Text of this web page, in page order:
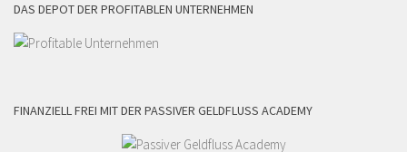
DAS DEPOT DER PROFITABLEN UNTERNEHMEN
FINANZIELL FREI MIT DER PASSIVER GELDFLUSS ACADEMY